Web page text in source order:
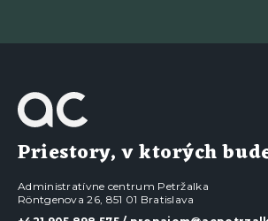
Priestory, v ktorých
Administratívne centrum Petržalka
Röntgenova 26, 851 01 Bratislava